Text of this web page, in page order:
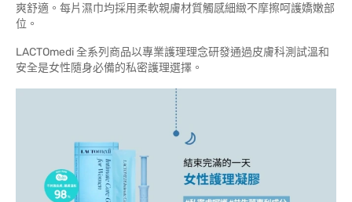
爽舒適。每片濕巾均採用柔軟親膚材質觸感細緻不摩擦呵護嬌嫩部
位。
LACTOmedi 全系列商品以專業護理理念研發通過皮膚科測試溫和
安全是女性隨身必備的私密護理選擇。